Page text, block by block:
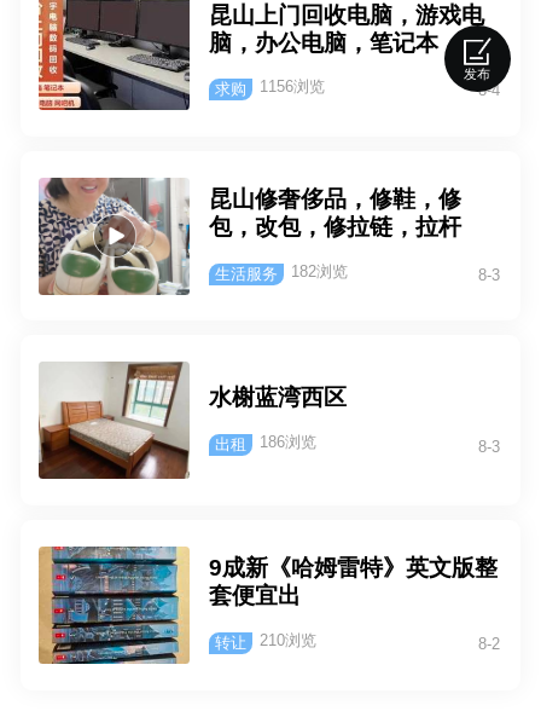
芯片、二三级管以及各种电
子产品。戴尔服务器回收，
回收惠普服务器，高价回收I
BM服务器，收购DELL服务
动联通公司电脑服务器交换
机回收，快递公司废旧电
脑，扫描枪回收 二手进口仪
器仪表回收示波器，回收仪
分析仪,回收仪器仪表 高价回
收：各种品牌镜头产品，回
收佳能镜头，回收尼康镜
头，回收适马，腾龙镜头，
m 1.4 50mm 1.2,回收100m
m F2.8 回收10-22mm,12-2
4mm,17-50vc ，85mm ,18-
200mm ,18-135mm镜头等
昆山上门回收电脑，游戏电
脑，办公电脑，笔记本，手
机，平板，单反相机，数码
相机，大疆无人机 天宇电脑
专业回收电脑-服务器-单反相
机-打印机-投影仪 1：二手电
脑，办公电脑，培训班机房
电脑、游戏电脑、库存电脑
2：戴尔联想惠普服务器，废
腾龙适马相机、单反镜头、
摄像机、自拍神器、美图手
机 4：苹果手机-OPPO手机-
器，回收仪器，回收网络分
析仪，回收频谱分析仪，回
收万用表，回收色彩分析
仪，回收光谱分析仪,回收仪
求购 1156浏览 8-4
昆山修奢侈品，修鞋，修
包，改包，修拉链，拉杆
修粘胶换面，包包改款式，
生活服务 182浏览 8-3
水榭蓝湾西区
出租 186浏览 8-3
9成新《哈姆雷特》英文版整
套便宜出
转让 210浏览 8-2
发布